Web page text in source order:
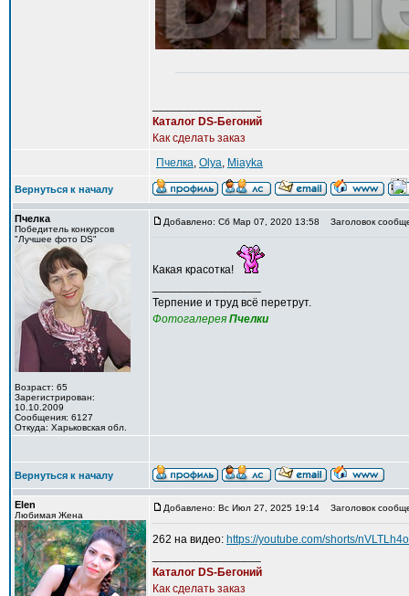
Каталог DS-Бегоний
Как сделать заказ
Пчелка, Olya, Miayka
Вернуться к началу
Пчелка
Победитель конкурсов
"Лучшее фото DS"
Возраст: 65
Зарегистрирован:
10.10.2009
Сообщения: 6127
Откуда: Харьковская обл.
Добавлено: Сб Мар 07, 2020 13:58 Заголовок
Какая красотка!
Терпение и труд всё перетрут.
Фотогалерея Пчелки
Вернуться к началу
Elen
Любимая Жена
Добавлено: Вс Июл 27, 2025 19:14 Заголовок
262 на видео: https://youtube.com/shorts/
Каталог DS-Бегоний
Как сделать заказ